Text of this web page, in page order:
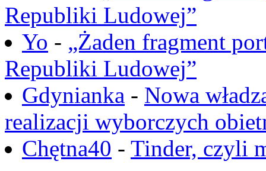
Republiki Ludowej”
Yo - „Żaden fragment
Republiki Ludowej”
Gdynianka - Nowa
realizacji wyborczych
Chętna40 - Tinder, czyli